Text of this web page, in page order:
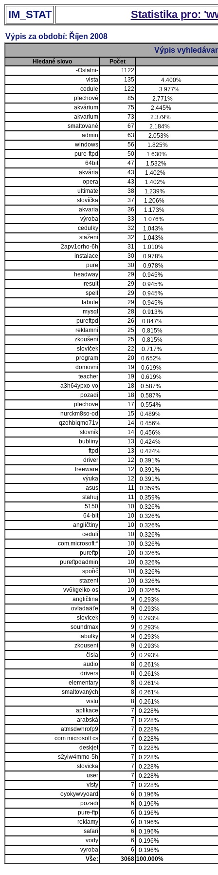
IM_STAT Statistika pro:
Výpis za období: Říjen 2008
Výpis
Hledané slovo
Počet
-Ostatni-
1122
vista
135
4.400%
cedule
122
3.977%
plechové
85
2.771%
akvárium
75
2.445%
akvarium
73
2.379%
smaltované
67
2.184%
admin
63
2.053%
windows
56
1.825%
pure-ftpd
50
1.630%
64bit
47
1.532%
akvária
43
1.402%
opera
43
1.402%
ultimate
38
1.239%
slovíčka
37
1.206%
akvaria
36
1.173%
výroba
33
1.076%
cedulky
32
1.043%
stažení
32
1.043%
2apv1orho-6h
31
1.010%
instalace
30
0.978%
pure
30
0.978%
headway
29
0.945%
result
29
0.945%
spell
29
0.945%
tabule
29
0.945%
mysql
28
0.913%
pureftpd
26
0.847%
reklamní
25
0.815%
zkoušení
25
0.815%
slovíček
22
0.717%
program
20
0.652%
domovní
19
0.619%
teacher
19
0.619%
a3h64ypxo-vo
18
0.587%
pozadí
18
0.587%
plechove
17
0.554%
nurckm8so-od
15
0.489%
qzohbiqmo71v
14
0.456%
slovník
14
0.456%
bubliny
13
0.424%
ftpd
13
0.424%
driver
12
0.391%
freeware
12
0.391%
výuka
12
0.391%
asus
11
0.359%
stahuj
11
0.359%
5150
10
0.326%
64-bit
10
0.326%
angličtiny
10
0.326%
cedulí
10
0.326%
com.microsoft:*
10
0.326%
pureftp
10
0.326%
pureftpdadmin
10
0.326%
spořič
10
0.326%
stazeni
10
0.326%
vv6kgeiko-os
10
0.326%
angličtina
9
0.293%
ovladaäťe
9
0.293%
slovicek
9
0.293%
soundmax
9
0.293%
tabulky
9
0.293%
zkouseni
9
0.293%
čísla
9
0.293%
audio
8
0.261%
drivers
8
0.261%
elementary
8
0.261%
smaltovaných
8
0.261%
vistu
8
0.261%
aplikace
7
0.228%
arabská
7
0.228%
atmsdwhrofp9
7
0.228%
com.microsoft:cs
7
0.228%
deskjet
7
0.228%
s2yiw4mmo-5h
7
0.228%
slovicka
7
0.228%
user
7
0.228%
visty
7
0.228%
oyokywvyoard
6
0.196%
pozadi
6
0.196%
pure-ftp
6
0.196%
reklamy
6
0.196%
safari
6
0.196%
vody
6
0.196%
vyroba
6
0.196%
Vše:
3068 100.000%